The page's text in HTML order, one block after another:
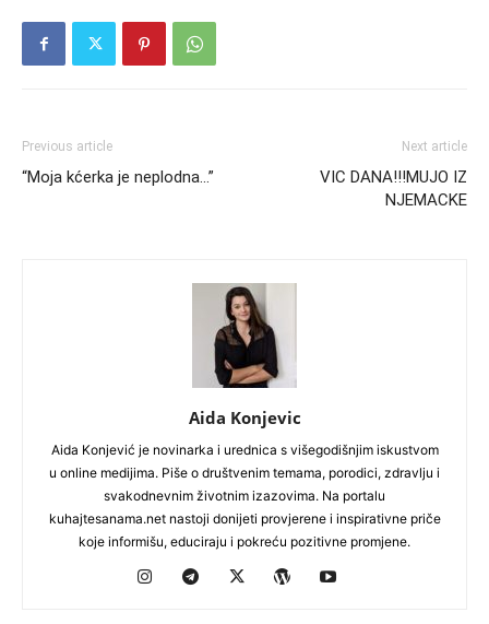
Previous article
“Moja kćerka je neplodna…”
Next article
VIC DANA!!!MUJO IZ
NJEMACKE
Aida Konjevic
Aida Konjević je novinarka i urednica s višegodišnjim iskustvom
u online medijima. Piše o društvenim temama, porodici, zdravlju i
svakodnevnim životnim izazovima. Na portalu
kuhajtesanama.net nastoji donijeti provjerene i inspirativne priče
koje informišu, educiraju i pokreću pozitivne promjene.